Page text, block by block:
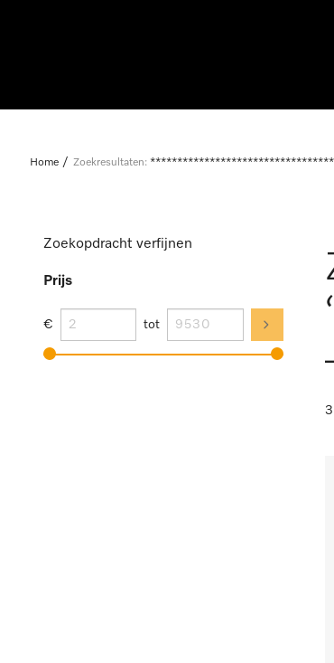
Home Zoekresultaten:
Zoekopdracht verfijnen
Prijs
€ tot